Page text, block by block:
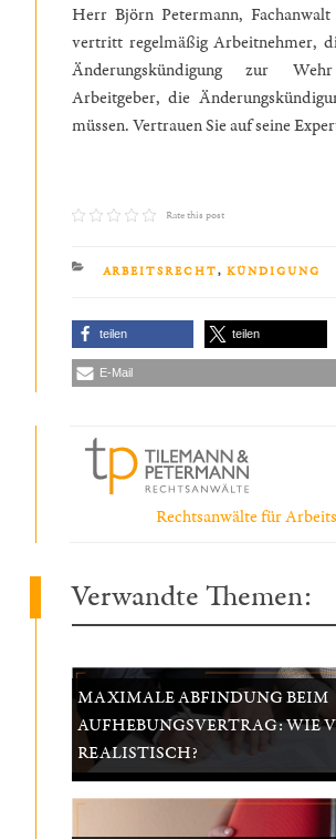
Herr Björn Petermann,
vertritt regelmäßig Arbeitnehmer,
Änderungskündigung zur
Arbeitgeber, die
müssen. Vertrauen Sie auf seine
Rate this post
KATEGORIEN
ARBEITSRECHT, KÜNDIGUNG
teilen teilen
E-Mail
Rechtsanwälte für
Verwandte Themen:
MAXIMALE ABFINDUNG BEIM
AUFHEBUNGSVERTRAG: WIE
REALISTISCH?